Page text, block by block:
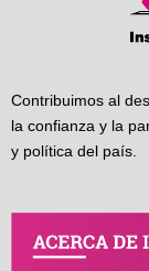
Contribuimos al
la confianza y la
y política del país.